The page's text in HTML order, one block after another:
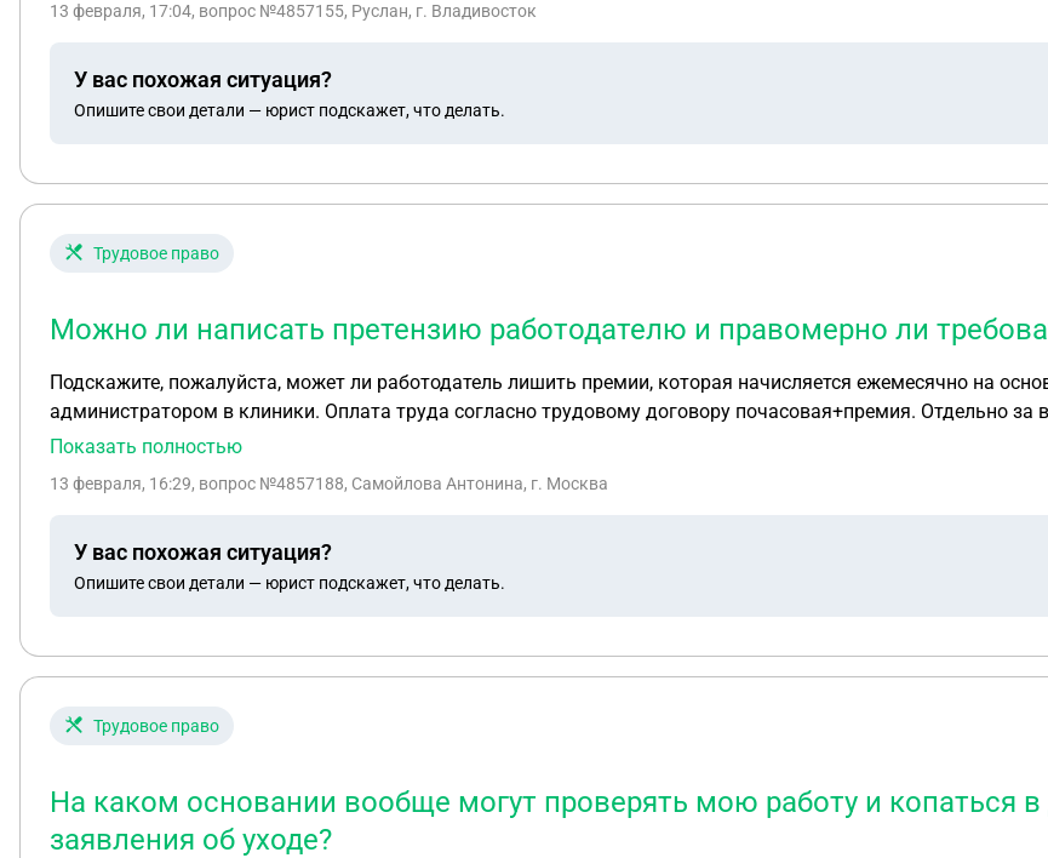
13 февраля, 17:04, вопрос №4857155, Руслан, г. Владивосток
У вас похожая ситуация?
Опишите свои детали — юрист подскажет, что делать.
Трудовое право
Можно ли написать претензию работодателю и правомерно ли
Подскажите, пожалуйста, может ли работодатель лишить премии, которая начисляется ежемесячно на основании приказа
администратором в клиники. Оплата труда согласно трудовому договору почасовая+премия. Отдельно
выплачивалась премия ежемесячно по приказу. С декабря 2025 года поменялось линейное управление и
(должна была прийти в декабре), ни за декабрь, ни за январь. Можно ли написать претензию
Показать полностью
13 февраля, 16:29, вопрос №4857188, Самойлова Антонина, г. Москва
У вас похожая ситуация?
Опишите свои детали — юрист подскажет, что делать.
Трудовое право
На каком основании вообще могут проверять мою работу и копаться
заявления об уходе?